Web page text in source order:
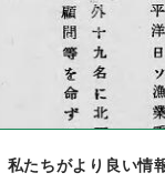
私たちがより良い情